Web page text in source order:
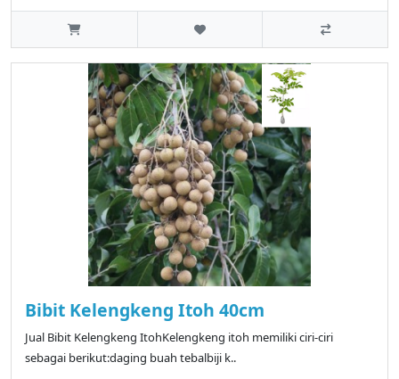
Bibit Kelengkeng Itoh 40cm
Jual Bibit Kelengkeng ItohKelengkeng itoh memiliki ciri-ciri
sebagai berikut:daging buah tebalbiji k..